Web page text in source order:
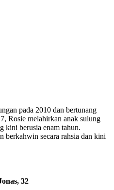
pada 2010 dan bertunang
Rosie melahirkan anak sulung
kini berusia enam tahun.
berkahwin secara rahsia dan kini
32